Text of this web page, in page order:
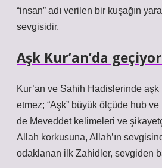
“insan” adı verilen bir kuşağın
sevgisidir.
Aşk Kur’an’da
Kur’an ve Sahih Hadislerinde
etmez; “Aşk” büyük ölçüde hub
de Meveddet kelimeleri ve
Allah korkusuna, Allah’ın
odaklanan ilk Zahidler, sevgiden